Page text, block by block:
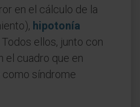
en el cálculo de la
hipotonía
. Todos ellos, junto con
el cuadro que en
síndrome